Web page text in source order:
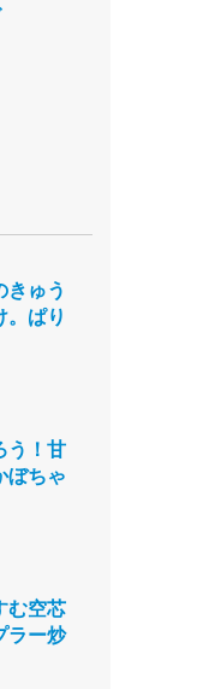
きゅう
。ぱり
う！甘
ぼちゃ
む空芯
ラー炒